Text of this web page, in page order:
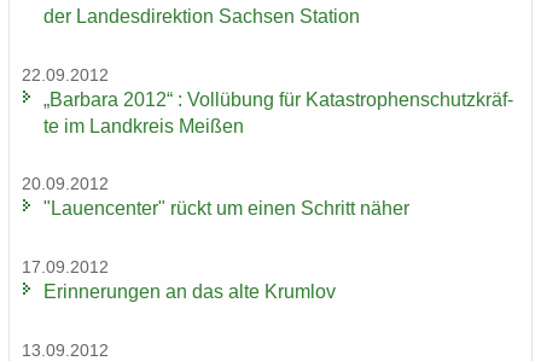
der Lan­des­di­rek­ti­on Sach­sen Sta­ti­on
22.09.2012
„Bar­ba­ra 2012“ : Voll­übung für Ka­ta­stro­phen­schutz­kräf­
te im Land­kreis Mei­ßen
20.09.2012
"Lau­en­cen­ter" rückt um einen Schritt näher
17.09.2012
Er­in­ne­run­gen an das alte Krum­lov
13.09.2012